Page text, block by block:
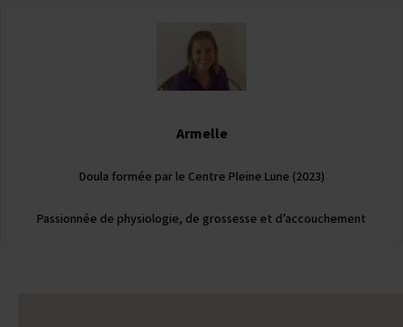
Armelle
Doula formée par le Centre Pleine Lune (2023)
Passionnée de physiologie, de grossesse et d’accouchement